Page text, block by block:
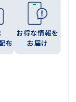
布
お得な情報を
お届け